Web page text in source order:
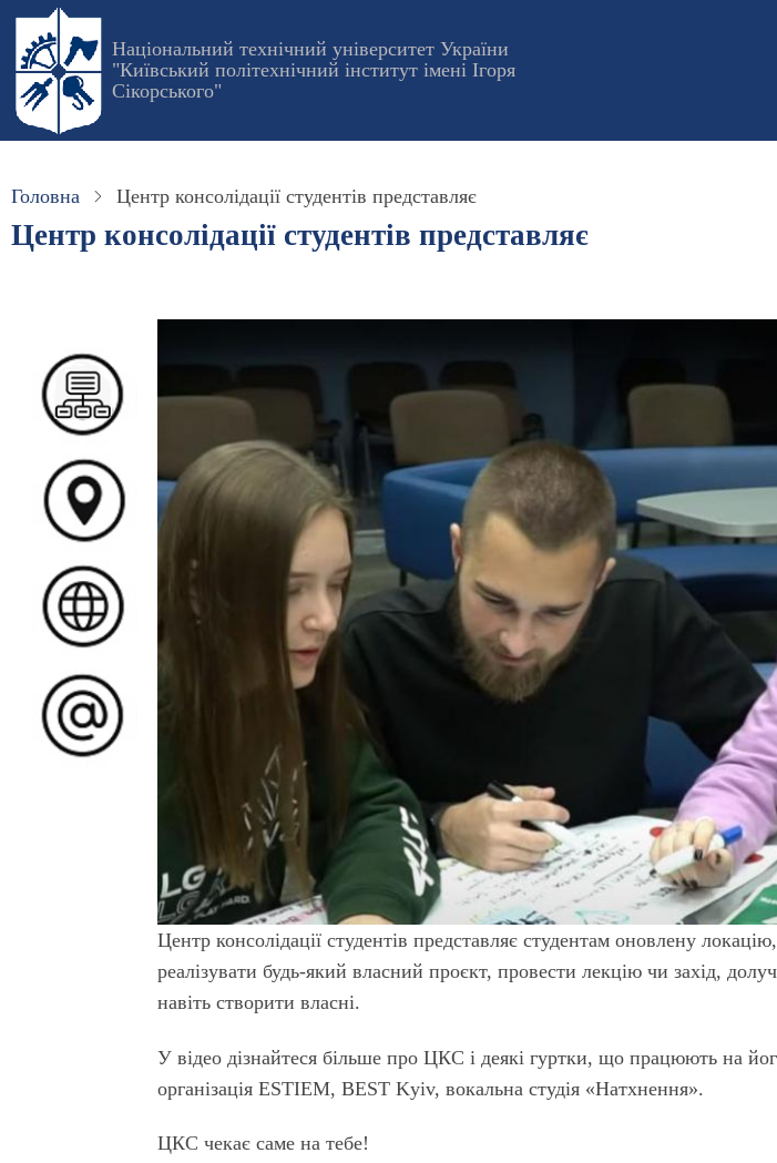
Перейти
основного
вмісту
Національний технічний університет України
"Київський політехнічний інститут імені Ігоря
Сікорського"
Головна Центр консолідації студентів представляє
Центр консолідації студентів представляє
Центр консолідації студентів представляє студентам оновлену
реалізувати будь-який власний проєкт, провести лекцію чи захід,
навіть створити власні.
У відео дізнайтеся більше про ЦКС і деякі гуртки, що працюють на
організація ESTIEM, BEST Kyiv, вокальна студія «Натхнення».
ЦКС чекає саме на тебе!